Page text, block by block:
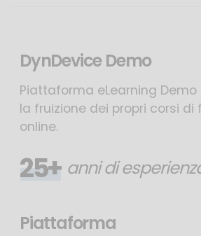
DynDevice Demo
Piattaforma eLearning
la fruizione dei propri corsi di
online.
25+ anni di
Piattaforma